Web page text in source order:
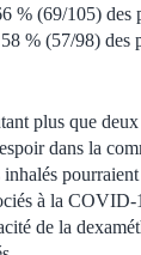
% (69/105) des
% (57/98) des
plus que
dans la
à la
de la